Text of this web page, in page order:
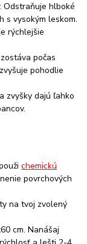
Odstraňuje hlboké
s vysokým leskom.
rýchlejšie
počas
pohodlie
zvyšky dajú ľahko
chemickú
povrchových
na tvoj zvolený
cm. Nanášaj